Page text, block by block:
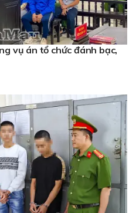
vụ án tổ chức đánh bạc,